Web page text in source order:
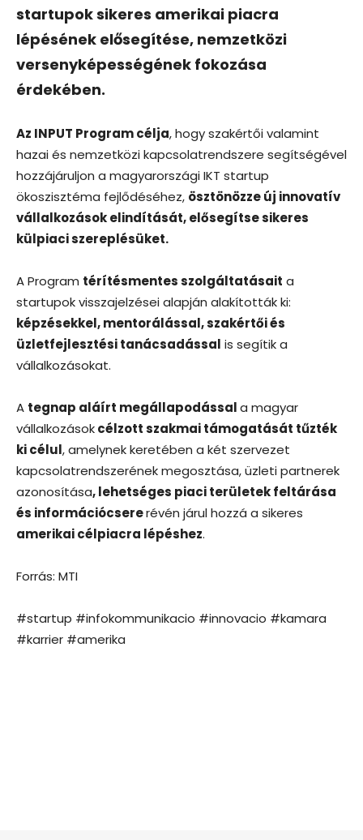
startupok sikeres amerikai piacra
lépésének elősegítése, nemzetközi
versenyképességének fokozása
érdekében.
Az INPUT Program célja, hogy szakértői valamint
hazai és nemzetközi kapcsolatrendszere segítségével
hozzájáruljon a magyarországi IKT startup
ökoszisztéma fejlődéséhez, ösztönözze új innovatív
vállalkozások elindítását, elősegítse sikeres
külpiaci szereplésüket.
A Program térítésmentes szolgáltatásait a
startupok visszajelzései alapján alakították ki:
képzésekkel, mentorálással, szakértői és
üzletfejlesztési tanácsadással is segítik a
vállalkozásokat.
A tegnap aláírt megállapodássala magyar
vállalkozásokcélzott szakmai támogatását tűzték
ki célul, amelynek keretében a két szervezet
kapcsolatrendszerének megosztása, üzleti partnerek
azonosítása, lehetséges piaci területek feltárása
és információcsererévén járul hozzá a sikeres
amerikai célpiacra lépéshez.
Forrás: MTI
#startup #infokommunikacio #innovacio #kamara
#karrier #amerika